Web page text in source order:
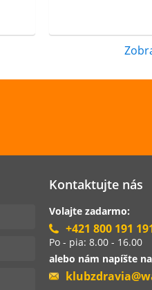
Kontaktujte nás
Volajte zadarmo:
+421 800 191
Po - pia: 8.00 - 16.00
alebo nám napíšte